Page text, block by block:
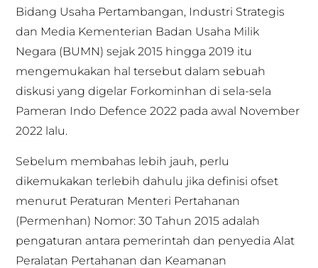
Bidang Usaha Pertambangan, Industri Strategis
dan Media Kementerian Badan Usaha Milik
Negara (BUMN) sejak 2015 hingga 2019 itu
mengemukakan hal tersebut dalam sebuah
diskusi yang digelar Forkominhan di sela-sela
Pameran Indo Defence 2022 pada awal November
2022 lalu.
Sebelum membahas lebih jauh, perlu
dikemukakan terlebih dahulu jika definisi ofset
menurut Peraturan Menteri Pertahanan
(Permenhan) Nomor: 30 Tahun 2015 adalah
pengaturan antara pemerintah dan penyedia Alat
Peralatan Pertahanan dan Keamanan